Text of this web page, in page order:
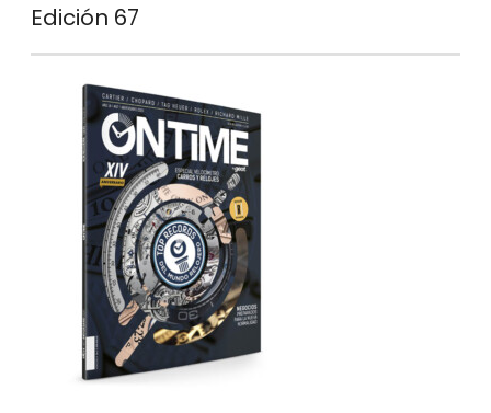
Edición 67